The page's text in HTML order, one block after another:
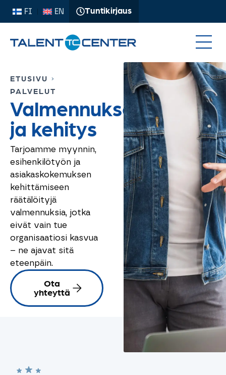
FI EN Tuntikirjaus
ETUSIVU ›
PALVELUT
Valmennukset
ja kehitys
Tarjoamme myynnin,
esihenkilötyön ja
asiakas­kokemuksen
kehittämiseen
räätälöityjä
valmennuksia, jotka
eivät vain tue
organisaatiosi kasvua
– ne ajavat sitä
eteenpäin.
Ota
yhteyttä